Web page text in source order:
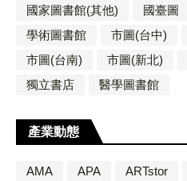
國家圖書館(其他)
國臺圖
學術圖書館
市圖(台中)
市圖(台南)
市圖(新北)
獨立書店
醫學圖書館
產業動態
AMA APA ARTstor